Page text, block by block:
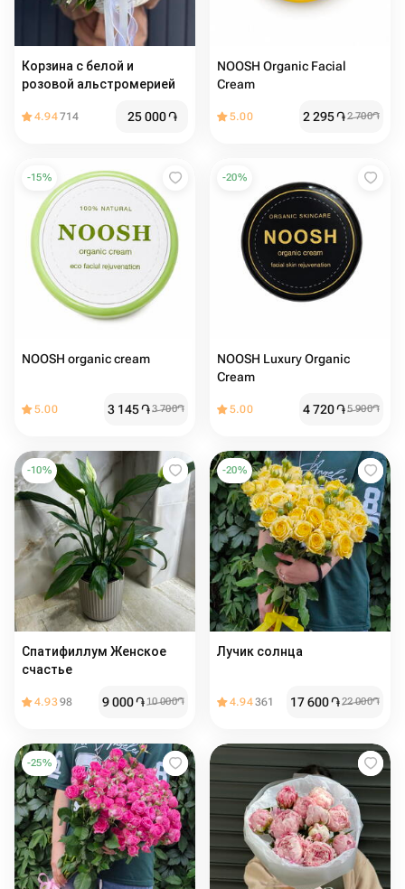
Корзина с белой и
розовой альстромерией
4.94714 25 000֏
NOOSH Organic Facial
Cream
5.00 2 295֏2 700֏
-15%
NOOSH organic cream
5.00 3 145֏3 700֏
-20%
NOOSH Luxury Organic
Cream
5.00 4 720֏5 900֏
-10%
Спатифиллум Женское
счастье
4.9398 9 000֏10 000֏
-20%
Лучик солнца
4.94361 17 600֏22 000֏
-25%